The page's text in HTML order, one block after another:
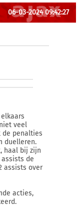
06-03-2024 09:42:27
veel
de penalties
duelleren.
haal bij zijn
de
assists over
acties,